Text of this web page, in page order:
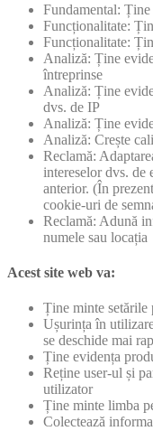
Fundamental:
Funcționalitate:
Funcționalitate:
Analiză: Ține
întreprinse
Analiză: Ține
dvs. de IP
Analiză: Ține
Analiză: Crește
Reclamă:
intereselor dvs.
anterior. (În
cookie-uri de
Reclamă: Adună
numele sau locația
Acest site web va:
Ține minte
Ușurința în
se deschide mai
Ține evidența
Reține user-ul și
utilizator
Ține minte limba
Colectează